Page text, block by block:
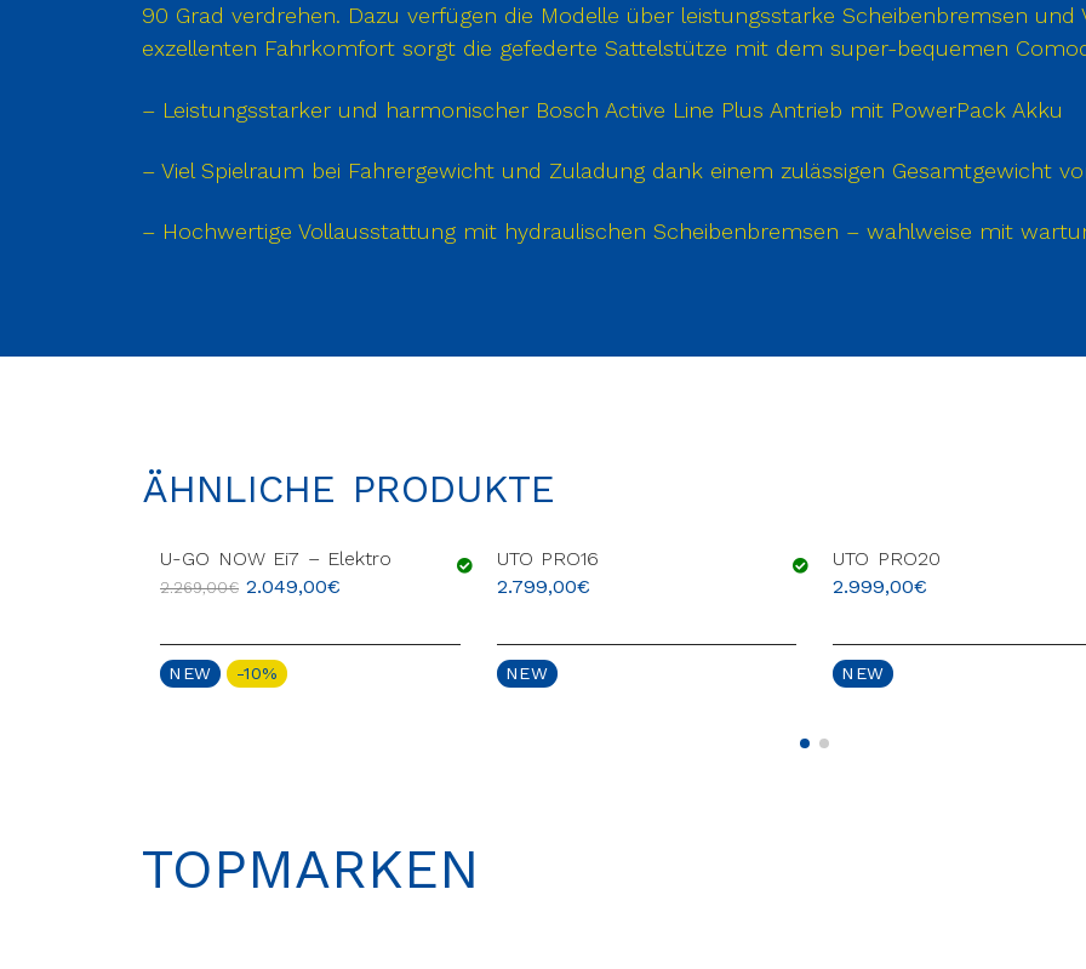
90 Grad verdrehen. Dazu verfügen die Modelle über leistungsstarke Scheibenbremsen
exzellenten Fahrkomfort sorgt die gefederte Sattelstütze mit dem super-bequemen
– Leistungsstarker und harmonischer Bosch Active Line Plus Antrieb mit PowerPack Akku
– Viel Spielraum bei Fahrergewicht und Zuladung dank einem zulässigen Gesamtgewicht
– Hochwertige Vollausstattung mit hydraulischen Scheibenbremsen – wahlweise mit
ÄHNLICHE PRODUKTE
U-GO NOW Ei7 – Elektro
2.269,00€ 2.049,00€
NEW -10%
UTO PRO16
2.799,00€
NEW
UTO PRO20
2.999,00€
NEW
TOPMARKEN